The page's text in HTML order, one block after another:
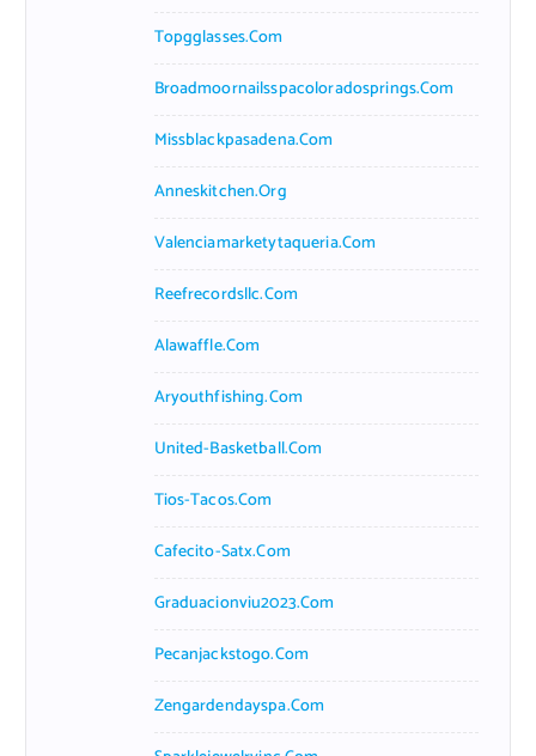
Topgglasses.com
Broadmoornailsspacoloradosprings.com
Missblackpasadena.com
Anneskitchen.org
Valenciamarketytaqueria.com
Reefrecordsllc.com
Alawaffle.com
Aryouthfishing.com
United-Basketball.com
Tios-Tacos.com
Cafecito-Satx.com
Graduacionviu2023.com
Pecanjackstogo.com
Zengardendayspa.com